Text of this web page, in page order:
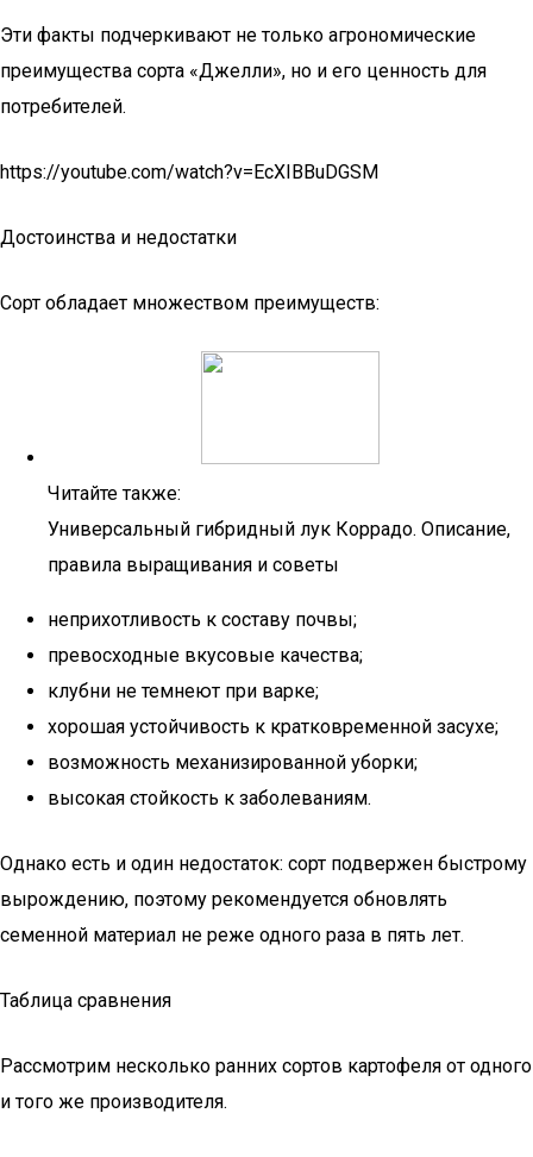
Эти факты подчеркивают не только агрономические
преимущества сорта «Джелли», но и его ценность для
потребителей.
https://youtube.com/watch?v=EcXIBBuDGSM
Достоинства и недостатки
Сорт обладает множеством преимуществ:
Читайте также:
Универсальный гибридный лук Коррадо. Описание,
правила выращивания и советы
неприхотливость к составу почвы;
превосходные вкусовые качества;
клубни не темнеют при варке;
хорошая устойчивость к кратковременной засухе;
возможность механизированной уборки;
высокая стойкость к заболеваниям.
Однако есть и один недостаток: сорт подвержен быстрому
вырождению, поэтому рекомендуется обновлять
семенной материал не реже одного раза в пять лет.
Таблица сравнения
Рассмотрим несколько ранних сортов картофеля от одного
и того же производителя.